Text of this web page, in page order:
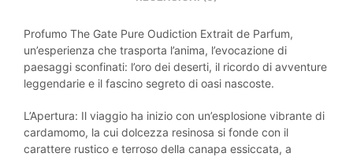
Profumo The Gate Pure Oudiction Extrait de Parfum,
un’esperienza che trasporta l’anima, l’evocazione di
paesaggi sconfinati: l’oro dei deserti, il ricordo di avventure
leggendarie e il fascino segreto di oasi nascoste.
L’Apertura: Il viaggio ha inizio con un’esplosione vibrante di
cardamomo, la cui dolcezza resinosa si fonde con il
carattere rustico e terroso della canapa essiccata, a